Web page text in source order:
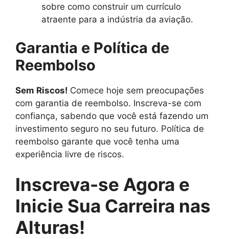
sobre como construir um currículo
atraente para a indústria da aviação.
Garantia e Política de
Reembolso
Sem Riscos! Comece hoje sem preocupações
com garantia de reembolso. Inscreva-se com
confiança, sabendo que você está fazendo um
investimento seguro no seu futuro. Política de
reembolso garante que você tenha uma
experiência livre de riscos.
Inscreva-se Agora e
Inicie Sua Carreira nas
Alturas!